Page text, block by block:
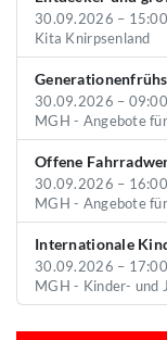
30.09.2026 – 15:00
Kita Knirpsenland
30.09.2026 – 09:00
MGH - Angebote
Offene
30.09.2026 – 16:00
MGH - Angebote
Internationale
30.09.2026 – 17:00
MGH - Kinder- und